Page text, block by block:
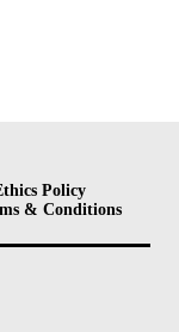
Policy
& Conditions